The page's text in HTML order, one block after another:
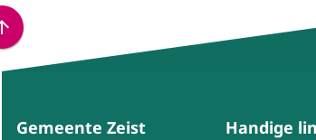
Scroll
hetGemeente Zeist Handige